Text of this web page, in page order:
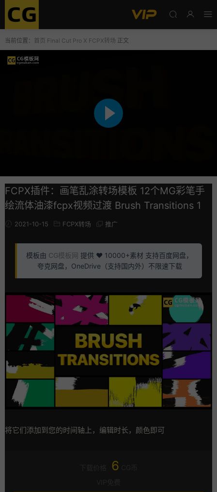
当前位置： 首页 Final Cut Pro X FCPX转场 正文
FCPX插件：画笔乱涂转场模板 12个MG彩笔手
绘流体油漆fcpx视频过渡 Brush Transitions 1
2021-10-15 FCPX转场 推广
模板由 CG模板网 提供 ❤️ 10000+素材 支持百度网盘，
夸克网盘，OneDrive（支持国内外）不限速下载
将它们添加到您的时间轴上，编辑时长，颜色即可
6